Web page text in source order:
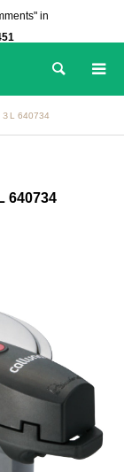
in
検索
３L 640734
640734